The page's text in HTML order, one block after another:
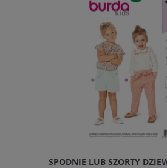
SPODNIE LUB SZORTY